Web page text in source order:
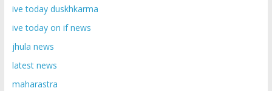
ive today duskhkarma
ive today on if news
jhula news
latest news
maharastra